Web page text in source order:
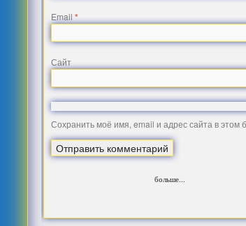
Email*
Сайт
Сохранить моё имя, email и адрес сайта в
больше...